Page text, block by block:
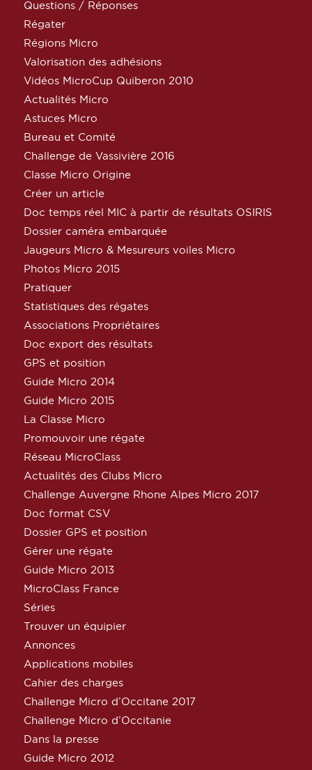
Questions / Réponses
Régater
Régions Micro
Valorisation des adhésions
Vidéos MicroCup Quiberon 2010
Actualités Micro
Astuces Micro
Bureau et Comité
Challenge de Vassivière 2016
Classe Micro Origine
Créer un article
Doc temps réel MIC à partir de résultats OSIRIS
Dossier caméra embarquée
Jaugeurs Micro & Mesureurs voiles Micro
Photos Micro 2015
Pratiquer
Statistiques des régates
Associations Propriétaires
Doc export des résultats
GPS et position
Guide Micro 2014
Guide Micro 2015
La Classe Micro
Promouvoir une régate
Réseau MicroClass
Actualités des Clubs Micro
Challenge Auvergne Rhone Alpes Micro 2017
Doc format CSV
Dossier GPS et position
Gérer une régate
Guide Micro 2013
MicroClass France
Séries
Trouver un équipier
Annonces
Applications mobiles
Cahier des charges
Challenge Micro d’Occitane 2017
Challenge Micro d’Occitanie
Dans la presse
Guide Micro 2012